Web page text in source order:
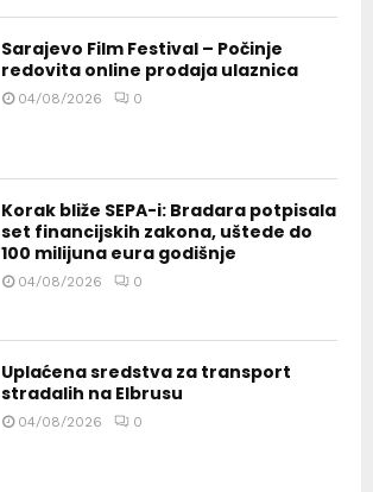
Sarajevo Film Festival – Počinje
redovita online prodaja ulaznica
04/08/2026 0
Korak bliže SEPA-i: Bradara potpisala
set financijskih zakona, uštede do
100 milijuna eura godišnje
04/08/2026 0
Uplaćena sredstva za transport
stradalih na Elbrusu
04/08/2026 0